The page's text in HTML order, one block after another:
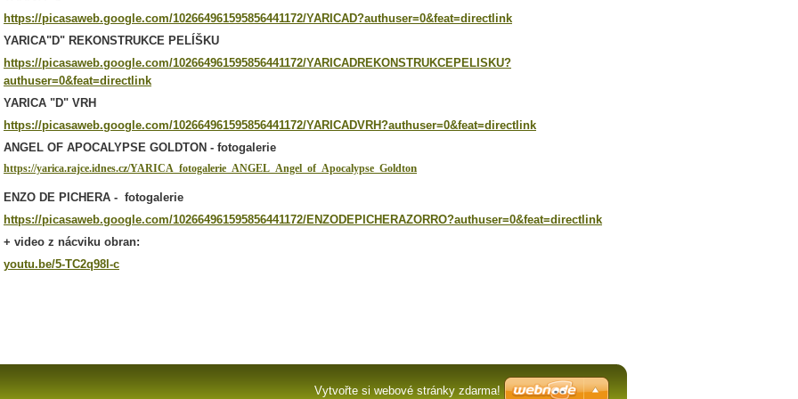
https://picasaweb.google.com/102664961595856441172/YARICAD?authuser=0&feat=directlink
YARICA"D" REKONSTRUKCE PELÍŠKU
https://picasaweb.google.com/102664961595856441172/YARICADREKONSTRUKCEPELISKU?
authuser=0&feat=directlink
YARICA "D" VRH
https://picasaweb.google.com/102664961595856441172/YARICADVRH?authuser=0&feat=directlink
ANGEL OF APOCALYPSE GOLDTON - fotogalerie
https://yarica.rajce.idnes.cz/YARICA_fotogalerie_ANGEL_Angel_of_Apocalypse_Goldton
ENZO DE PICHERA - fotogalerie
https://picasaweb.google.com/102664961595856441172/ENZODEPICHERAZORRO?authuser=0&feat=directlink
+ video z nácviku obran:
youtu.be/5-TC2q98l-c
Vytvořte si webové stránky zdarma!